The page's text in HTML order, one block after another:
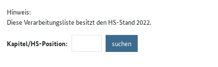
Hinweis:
Diese Verarbeitungsliste besitzt den HS-Stand 2022.
Kapitel/HS-Position: